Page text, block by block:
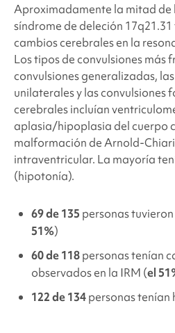
Aproximadamente la mitad de
síndrome de deleción 17q21.31
cambios cerebrales en la
Los tipos de convulsiones más
convulsiones generalizadas,
unilaterales y las convulsiones
cerebrales incluían
aplasia/hipoplasia del cuerpo
malformación de Arnold-
intraventricular. La mayoría
(hipotonía).
69 de 135 personas
51%)
60 de 118personas tenían
observados en la IRM (el
122 de 134personas tenían